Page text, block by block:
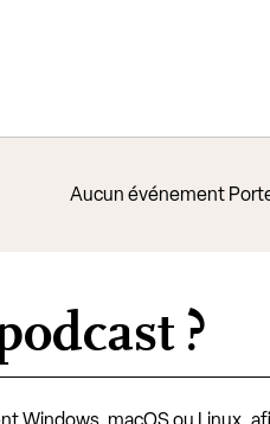
Aucun événement
?